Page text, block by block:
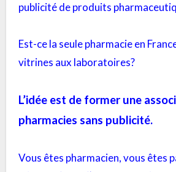
publicité de produits
Est-ce la seule pharmacie en
vitrines aux laboratoires?
L’idée est de former une
pharmacies sans publicité.
Vous êtes pharmacien, vous êtes